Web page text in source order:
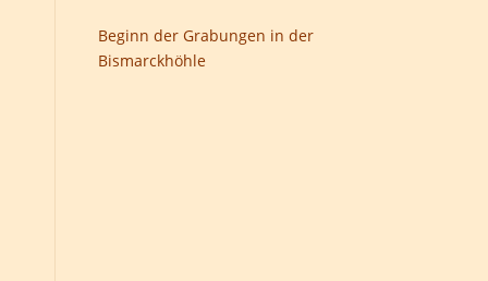
Beginn der Grabungen in der
Bismarckhöhle